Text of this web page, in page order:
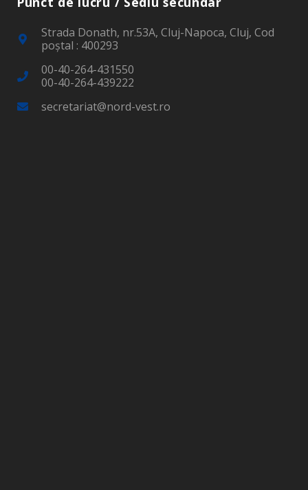
Strada Donath, nr.53A, Cluj-Napoca, Cluj, Cod
poştal : 400293
00-40-264-431550
00-40-264-439222
secretariat@nord-vest.ro